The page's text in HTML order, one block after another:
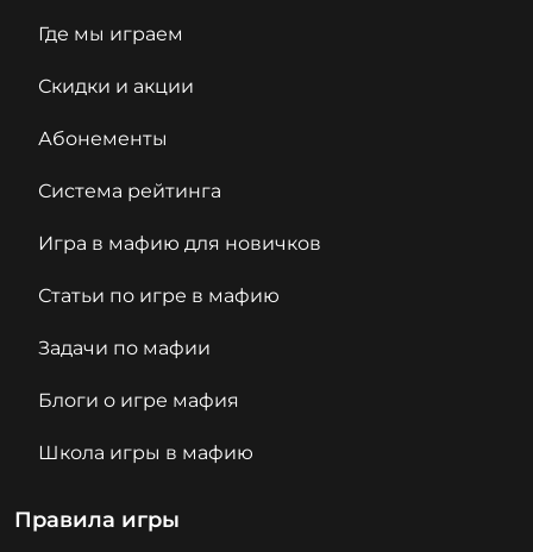
Где мы играем
Скидки и акции
Абонементы
Система рейтинга
Игра в мафию для новичков
Статьи по игре в мафию
Задачи по мафии
Блоги о игре мафия
Школа игры в мафию
Правила игры